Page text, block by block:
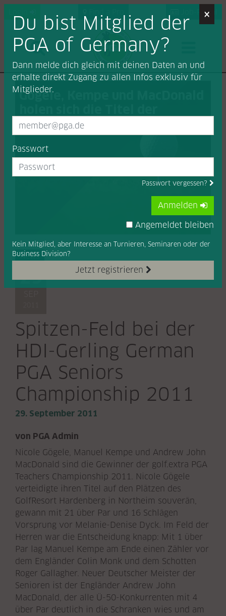
Job-Portal
Gögele, Kempe und MacDonald
Teacher-DM
News
29
Spitzen-Feld bei der
HDI-Gerling German
PGA Seniors
Championship 2011
29. September 2011
von PGA Admin
Nicole Gögele, Manuel Kempe und Andrew John
MacDonald sind die Gewinner der golf.extra PGA
Teachers Championship 2011. Nicole Gögele
verteidigte ihren Titel auf den Plätzen des
GolfResort Hardenberg in Northeim souverän,
gewann mit 21 über Par und 16 Schlägen
Vorsprung vor Melanie-Denise Dyck. Im Feld der
Herren war die Entscheidung knapp: Mit 1 über
Par lag Manuel Kempe am Ende einen Zähler vor
dem Engländer Colin Monk und dem Schotten
Roger Gallagher. Neuer Deutscher Meister der
Senioren ist der Engländer Andrew John
MacDonald, der alle Ü-50-Konkurrenten mit 4
über Par deutlich in die Schranken wies und am
×
Du bist Mitglied der
PGA of Germany?
Dann melde dich gleich mit deinen Daten an und
erhalte direkt Zugang zu allen Infos exklusiv für
Mitglieder.
Passwort
Passwort vergessen?
Jetzt registrieren
Kein Mitglied, aber Interesse an Turnieren, Seminaren oder der
Business Division?
Anmelden
Angemeldet bleiben